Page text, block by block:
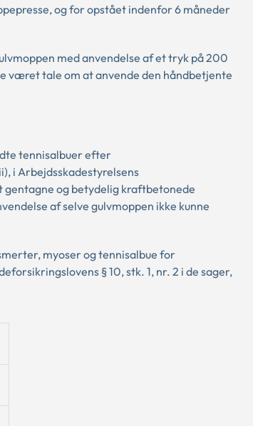
og for opstået indenfor 6 måneder
med anvendelse af et tryk på 200
været tale om at anvende den håndbetjente
tennisalbuer efter
i Arbejdsskadestyrelsens
og betydelig kraftbetonede
af selve gulvmoppen ikke kunne
myoser og tennisalbue for
§ 10, stk. 1, nr. 2 i de sager,